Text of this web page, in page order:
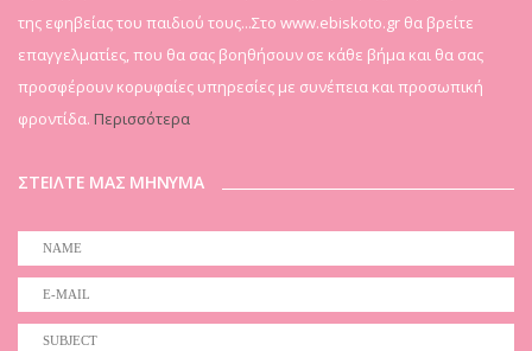
της εφηβείας του παιδιού τους...Στο www.ebiskoto.gr θα βρείτε
επαγγελματίες, που θα σας βοηθήσουν σε κάθε βήμα και θα σας
προσφέρουν κορυφαίες υπηρεσίες με συνέπεια και προσωπική
φροντίδα. Περισσότερα
ΣΤΕΙΛΤΕ ΜΑΣ ΜΗΝΥΜΑ